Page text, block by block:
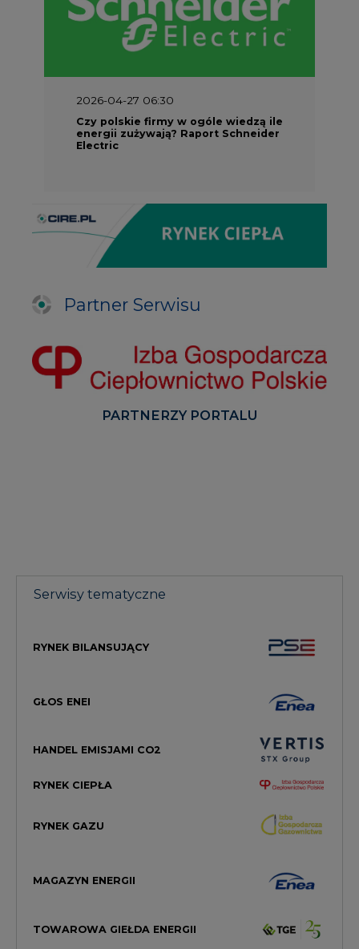
2026-04-27 06:30
Czy polskie firmy w ogóle wiedzą ile
energii zużywają? Raport Schneider
Electric
Partner Serwisu
PARTNERZY PORTALU
Serwisy tematyczne
RYNEK BILANSUJĄCY
GŁOS ENEI
HANDEL EMISJAMI CO2
RYNEK CIEPŁA
RYNEK GAZU
MAGAZYN ENERGII
TOWAROWA GIEŁDA ENERGII